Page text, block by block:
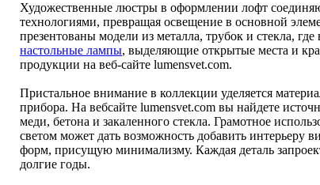
Художественные люстры в оформлении лофт
технологиями, превращая освещение в основной
презентованы модели из металла, трубок и стекла,
настольные лампы, выделяющие открытые места и
продукции на веб-сайте lumensvet.com.
Пристальное внимание в коллекции уделяется
прибора. На вебсайте lumensvet.com вы найдете
меди, бетона и закаленного стекла. Грамотное
светом может дать возможность добавить интерьеру
форм, присущую минимализму. Каждая деталь
долгие годы.